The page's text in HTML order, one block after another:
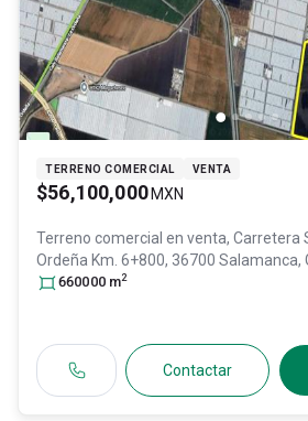
TERRENO COMERCIAL VENTA
$56,100,000 MXN
Terreno comercial en venta, Carretera
Ordeña Km. 6+800, 36700 Salamanca,
Centro,Salamanca
660000 m2
Contactar